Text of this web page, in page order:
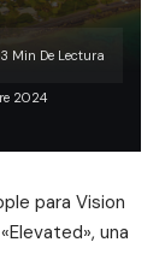
2024
3 Min De Lectura
para Vision
una